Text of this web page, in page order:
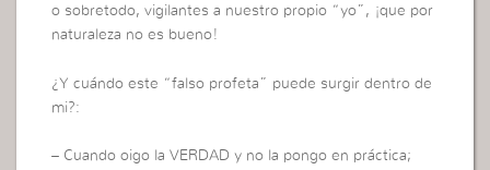
o sobretodo, vigilantes a nuestro propio “yo”, ¡que por
naturaleza no es bueno!
¿Y cuándo este “falso profeta” puede surgir dentro de
mi?:
– Cuando oigo la VERDAD y no la pongo en práctica;